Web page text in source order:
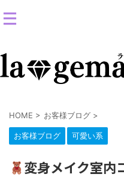
HOME > お客様ブログ >
お客様ブログ 可愛い系
変身メイク室内